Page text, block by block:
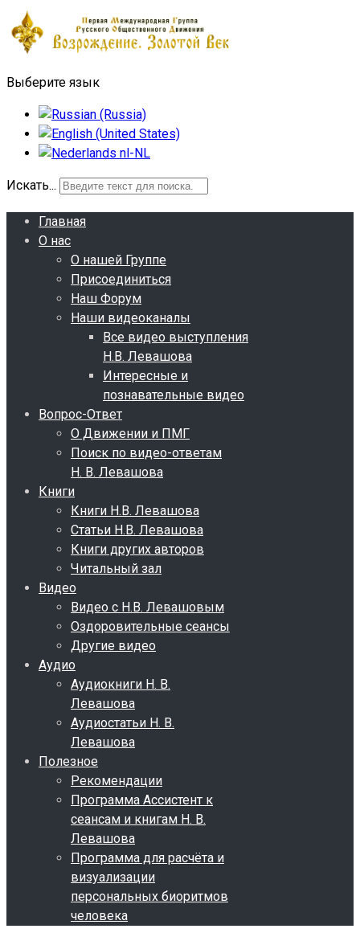
Выберите язык
Искать...
Главная
О нас
О нашей Группе
Присоединиться
Наш Форум
Наши видеоканалы
Все видео выступления
Н.В. Левашова
Интересные и
познавательные видео
Вопрос-Ответ
О Движении и ПМГ
Поиск по видео-ответам
Н. В. Левашова
Книги
Книги Н.В. Левашова
Статьи Н.В. Левашова
Книги других авторов
Читальный зал
Видео
Видео с Н.В. Левашовым
Оздоровительные сеансы
Другие видео
Аудио
Аудиокниги Н. В.
Левашова
Аудиостатьи Н. В.
Левашова
Полезное
Рекомендации
Программа Ассистент к
сеансам и книгам Н. В.
Левашова
Программа для расчёта и
визуализации
персональных биоритмов
человека